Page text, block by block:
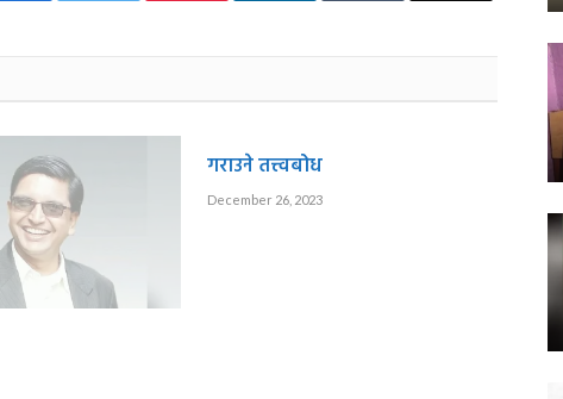
गराउने तत्त्वबोध
December 26, 2023